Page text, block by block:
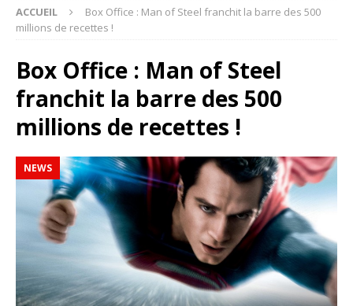
ACCUEIL
Box Office : Man of Steel franchit la barre des 500
millions de recettes !
Box Office : Man of Steel
franchit la barre des 500
millions de recettes !
NEWS